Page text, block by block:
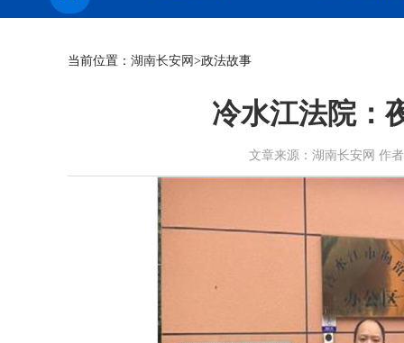
当前位置： 湖南长安网 >政法故事
冷水江法院：
文章来源：湖南长安网 作